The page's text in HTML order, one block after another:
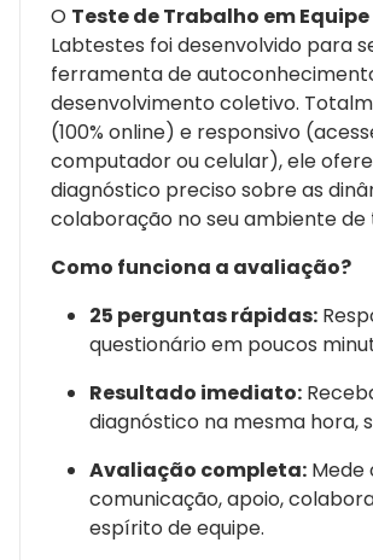
O Teste de Trabalho em Equipe
Labtestes foi desenvolvido para
ferramenta de
desenvolvimento coletivo.
(100% online) e responsivo
computador ou celular), ele
diagnóstico preciso sobre as
colaboração no seu ambiente de
Como funciona a avaliação?
25 perguntas rápidas:
questionário em poucos
Resultado imediato:
diagnóstico na mesma hora,
Avaliação completa: Mede
comunicação, apoio,
espírito de equipe.